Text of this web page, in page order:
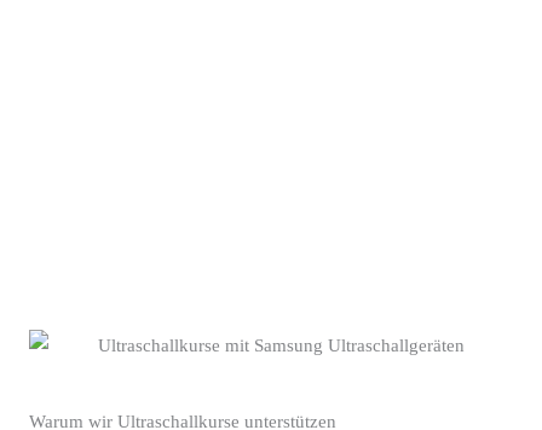
Warum wir Ultraschallkurse unterstützen